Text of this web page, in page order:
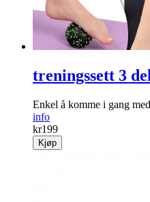
treningssett 3
Enkel å komme i gang
info
kr199
Kjøp